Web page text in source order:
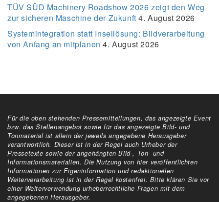
TÜV SÜD Machinery Roadshow 2026 zeigt den Weg
zur sicheren Maschine der Zukunft 4. August 2026
Systemintegration statt Insellösung: Bildverarbeitung
von Anfang an mitplanen 4. August 2026
Für die oben stehenden Pressemitteilungen, das angezeigte Event
bzw. das Stellenangebot sowie für das angezeigte Bild- und
Tonmaterial ist allein der jeweils angegebene Herausgeber
verantwortlich. Dieser ist in der Regel auch Urheber der
Pressetexte sowie der angehängten Bild-, Ton- und
Informationsmaterialien. Die Nutzung von hier veröffentlichten
Informationen zur Eigeninformation und redaktionellen
Weiterverarbeitung ist in der Regel kostenfrei. Bitte klären Sie vor
einer Weiterverwendung urheberrechtliche Fragen mit dem
angegebenen Herausgeber.